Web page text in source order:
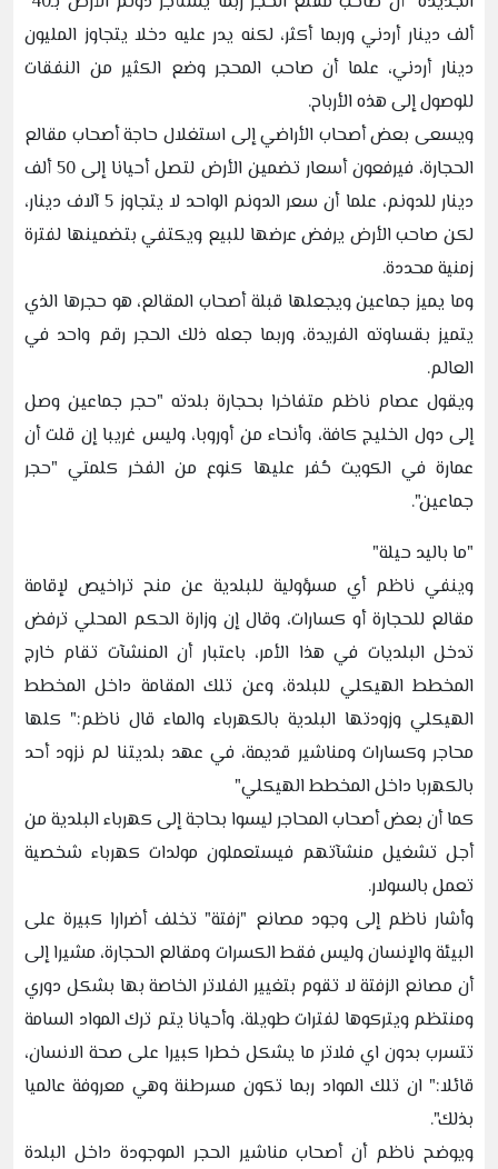
ألف دينار أردني وربما أكثر، لكنه يدر عليه دخلا يتجاوز المليون
دينار أردني، علما أن صاحب المحجر وضع الكثير من النفقات
للوصول إلى هذه الأرباح.
ويسعى بعض أصحاب الأراضي إلى استغلال حاجة أصحاب مقالع
الحجارة، فيرفعون أسعار تضمين الأرض لتصل أحيانا إلى 50 ألف
دينار للدونم، علما أن سعر الدونم الواحد لا يتجاوز 5 آلاف دينار،
لكن صاحب الأرض يرفض عرضها للبيع ويكتفي بتضمينها لفترة
زمنية محددة.
وما يميز جماعين ويجعلها قبلة أصحاب المقالع، هو حجرها الذي
يتميز بقساوته الفريدة، وربما جعله ذلك الحجر رقم واحد في
العالم.
ويقول عصام ناظم متفاخرا بحجارة بلدته "حجر جماعين وصل
إلى دول الخليج كافة، وأنحاء من أوروبا، وليس غريبا إن قلت أن
عمارة في الكويت حُفر عليها كنوع من الفخر كلمتي "حجر
جماعين".
"ما باليد حيلة"
وينفي ناظم أي مسؤولية للبلدية عن منح تراخيص لإقامة
مقالع للحجارة أو كسارات، وقال إن وزارة الحكم المحلي ترفض
تدخل البلديات في هذا الأمر، باعتبار أن المنشآت تقام خارج
المخطط الهيكلي للبلدة، وعن تلك المقامة داخل المخطط
الهيكلي وزودتها البلدية بالكهرباء والماء قال ناظم:" كلها
محاجر وكسارات ومناشير قديمة، في عهد بلديتنا لم نزود أحد
بالكهربا داخل المخطط الهيكلي"
كما أن بعض أصحاب المحاجر ليسوا بحاجة إلى كهرباء البلدية من
أجل تشغيل منشآتهم فيستعملون مولدات كهرباء شخصية
تعمل بالسولار.
وأشار ناظم إلى وجود مصانع "زفتة" تخلف أضرارا كبيرة على
البيئة والإنسان وليس فقط الكسرات ومقالع الحجارة، مشيرا إلى
أن مصانع الزفتة لا تقوم بتغيير الفلاتر الخاصة بها بشكل دوري
ومنتظم ويتركوها لفترات طويلة، وأحيانا يتم ترك المواد السامة
تتسرب بدون اي فلاتر ما يشكل خطرا كبيرا على صحة الانسان،
قائلا:" ان تلك المواد ربما تكون مسرطنة وهي معروفة عالميا
بذلك".
ويوضح ناظم أن أصحاب مناشير الحجر الموجودة داخل البلدة